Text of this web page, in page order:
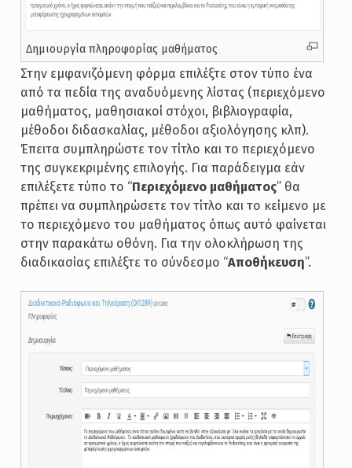
Δημιουργία πληροφορίας μαθήματος
Στην εμφανιζόμενη φόρμα επιλέξτε στον τύπο ένα
από τα πεδία της αναδυόμενης λίστας (περιεχόμενο
μαθήματος, μαθησιακοί στόχοι, βιβλιογραφία,
μέθοδοι διδασκαλίας, μέθοδοι αξιολόγησης κλπ).
Έπειτα συμπληρώστε τον τίτλο και το περιεχόμενο
της συγκεκριμένης επιλογής. Για παράδειγμα εάν
επιλέξετε τύπο το “Περιεχόμενο μαθήματος” θα
πρέπει να συμπληρώσετε τον τίτλο και το κείμενο με
το περιεχόμενο του μαθήματος όπως αυτό φαίνεται
στην παρακάτω οθόνη. Για την ολοκλήρωση της
διαδικασίας επιλέξτε το σύνδεσμο “Αποθήκευση”.